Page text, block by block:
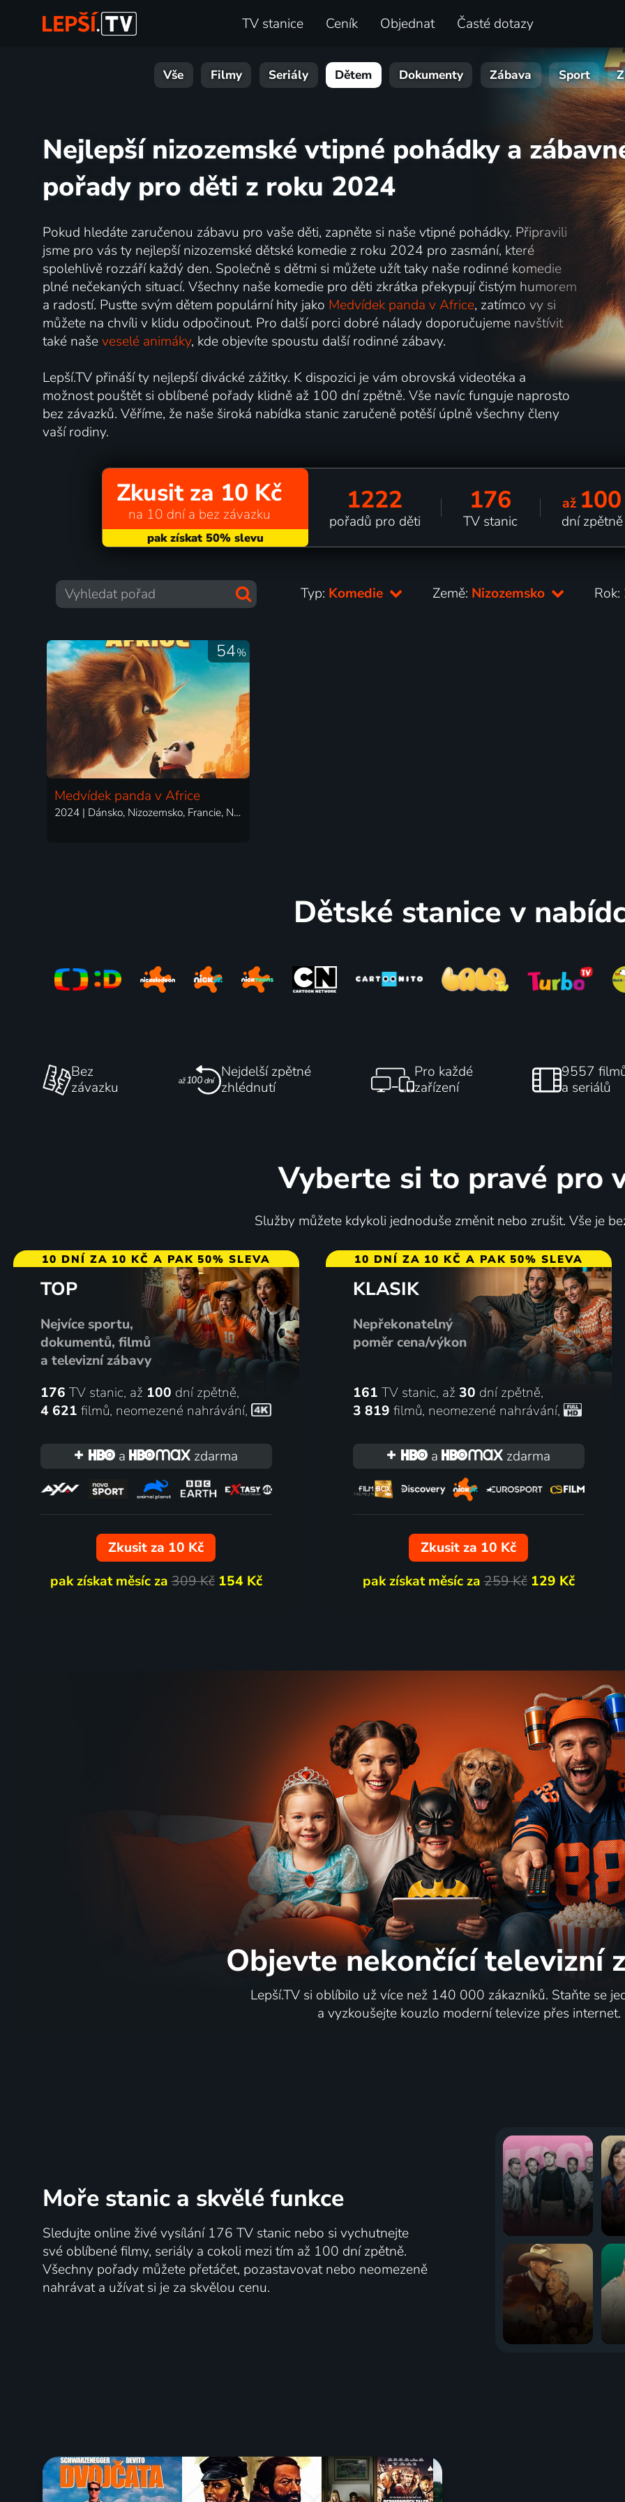
TV stanice Ceník Objednat Časté dotazy
Vše Filmy Seriály Dětem Dokumenty Zábava Sport
Nejlepší nizozemské vtipné pohádky a
pořady pro děti z roku 2024
Pokud hledáte zaručenou zábavu pro vaše děti, zapněte si naše vtipné pohádky. Připravili
jsme pro vás ty nejlepší nizozemské dětské komedie z roku 2024 pro zasmání, které
spolehlivě rozzáří každý den. Společně s dětmi si můžete užít taky naše rodinné komedie
plné nečekaných situací. Všechny naše komedie pro děti zkrátka překypují čistým humorem
a radostí. Pusťte svým dětem populární hity jako Medvídek panda v Africe, zatímco vy si
můžete na chvíli v klidu odpočinout. Pro další porci dobré nálady doporučujeme navštívit
také naševeselé animáky, kde objevíte spoustu další rodinné zábavy.
Lepší.TV přináší ty nejlepší divácké zážitky. K dispozici je vám obrovská videotéka a
možnost pouštět si oblíbené pořady klidně až 100 dní zpětně. Vše navíc funguje naprosto
bez závazků. Věříme, že naše široká nabídka stanic zaručeně potěší úplně všechny členy
vaší rodiny.
Zkusit za 10 Kč
na 10 dní a bez závazku 1222
pořadů pro děti
176
TV stanic
až 100
dní zpětně
Typ: Komedie Země: Nizozemsko Rok:
54%
Medvídek panda v Africe
2024 | Dánsko, Nizozemsko, Francie, Německo, Estonsko | Animovaný, Dobrodružný, Komedie
Dětské stanice v
Bez
závazku
Nejdelší zpětné
zhlédnutí
Pro každé
zařízení
9557
a seriálů
Vyberte si to pravé pro
Služby můžete kdykoli jednoduše změnit nebo zrušit. Vše je
10 DNÍ ZA 10 KČ A PAK 50% SLEVA
TOP
Nejvíce sportu,
dokumentů, filmů
a televizní zábavy
176 TV stanic, až 100 dní zpětně,
4 621 filmů, neomezené nahrávání,
a zdarma
Zkusit za 10 Kč
pak získat měsíc za309 Kč 154 Kč
10 DNÍ ZA 10 KČ A PAK 50% SLEVA
KLASIK
Nepřekonatelný
poměr cena/výkon
161 TV stanic, až 30 dní zpětně,
3 819 filmů, neomezené nahrávání,
a zdarma
Zkusit za 10 Kč
pak získat měsíc za259 Kč 129 Kč
Objevte nekončící televizní
Lepší.TV si oblíbilo už více než 140 000 zákazníků. Staňte se
a vyzkoušejte kouzlo moderní televize přes internet.
Moře stanic a skvělé funkce
Sledujte online živé vysílání 176 TV stanic nebo si vychutnejte
své oblíbené filmy, seriály a cokoli mezi tím až 100 dní zpětně.
Všechny pořady můžete přetáčet, pozastavovat nebo neomezeně
nahrávat a užívat si je za skvělou cenu.